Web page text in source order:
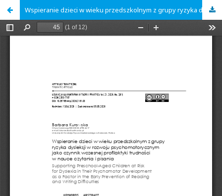
Wspieranie dzieci w wieku przedszkolnym z grupy ryzyka dysleksji w rozwoju psychomotorycznym jako czynnik wczesnej profilaktyki trudności w nauce czytania i pisania